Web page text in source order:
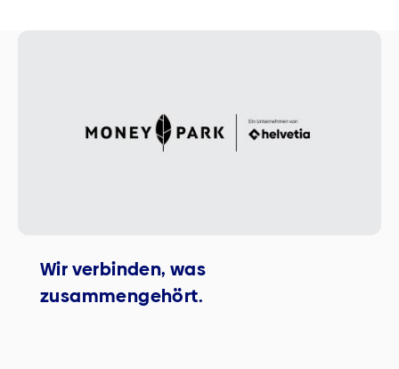
Wir verbinden, was
zusammengehört.